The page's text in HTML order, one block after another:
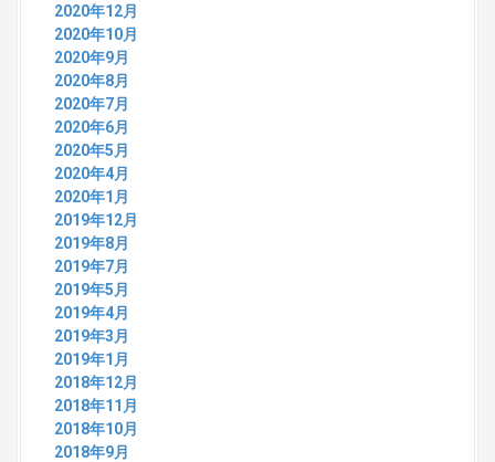
2020年12月
2020年10月
2020年9月
2020年8月
2020年7月
2020年6月
2020年5月
2020年4月
2020年1月
2019年12月
2019年8月
2019年7月
2019年5月
2019年4月
2019年3月
2019年1月
2018年12月
2018年11月
2018年10月
2018年9月